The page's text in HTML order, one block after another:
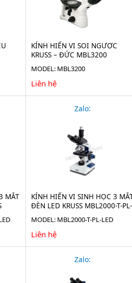
KÍNH HIỂN VI SOI NGƯỢC
KRUSS – ĐỨC MBL3200
MODEL: MBL3200
Liên hệ
MẮT
Zalo:
KÍNH HIỂN VI SINH HỌC 3
ĐÈN LED KRUSS MBL2000-T-PL-
MODEL: MBL2000-T-PL-LED
Liên hệ
Zalo: